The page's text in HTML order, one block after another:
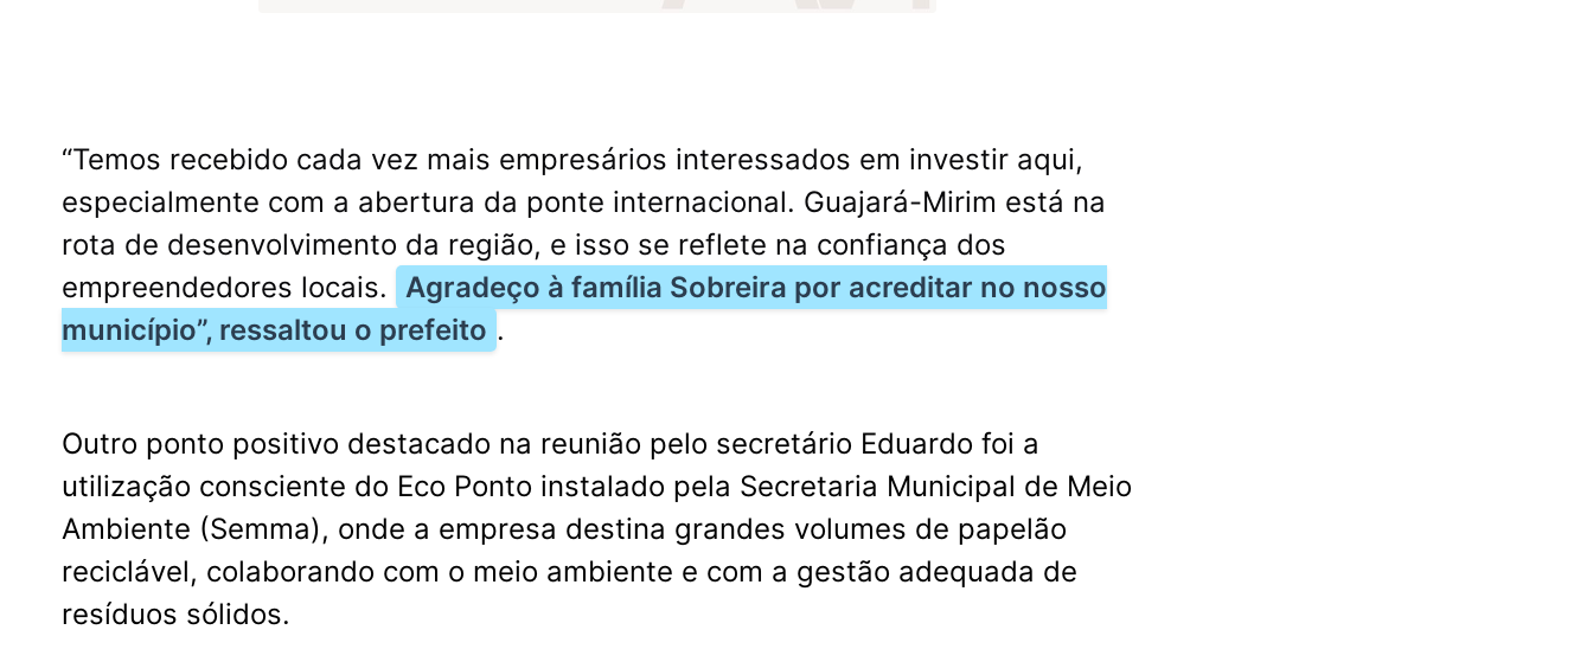
“Temos recebido cada vez mais empresários interessados em investir aqui,
especialmente com a abertura da ponte internacional. Guajará-Mirim está na
rota de desenvolvimento da região, e isso se reflete na confiança dos
empreendedores locais. Agradeço à família Sobreira por acreditar no nosso
município”, ressaltou o prefeito .
Outro ponto positivo destacado na reunião pelo secretário Eduardo foi a
utilização consciente do Eco Ponto instalado pela Secretaria Municipal de Meio
Ambiente (Semma), onde a empresa destina grandes volumes de papelão
reciclável, colaborando com o meio ambiente e com a gestão adequada de
resíduos sólidos.